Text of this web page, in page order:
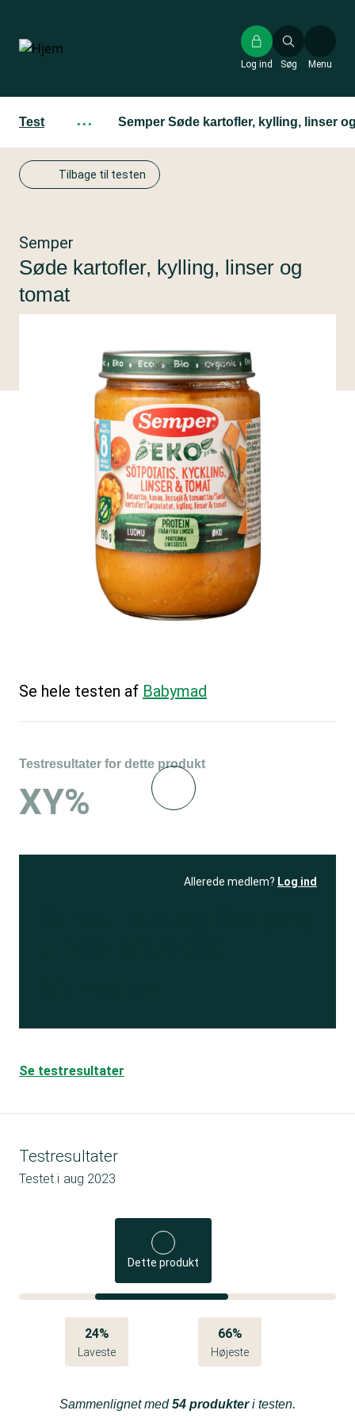
hovedindhold
Søg
Log ind Menu
Test ··· Semper Søde kartofler, kylling, linser
Tilbage til testen
Semper
Søde kartofler, kylling, linser og
tomat
Se hele testen af Babymad
Testresultater for dette produkt
XY%
Allerede medlem? Log ind
Se testresultater
Testresultater
Testet i aug 2023
Dette produkt
24%
Laveste
66%
Højeste
Sammenlignet med54 produkteri testen.